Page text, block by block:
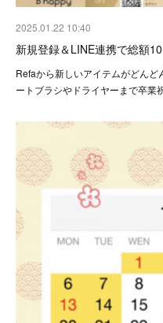
2025.01.22 10:40
新規登録＆LINE連携で総額
Refaから新しいアイテムがどん
ートブラシやドライヤーまで卒